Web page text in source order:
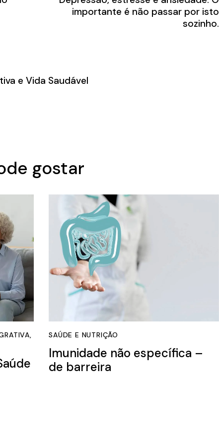
importante é não passar por isto
sozinho.
e Vida Saudável
gostar
,
SAÚDE E NUTRIÇÃO
Imunidade não específica –
de barreira